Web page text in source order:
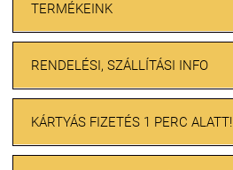
TERMÉKEINK
RENDELÉSI, SZÁLLÍTÁSI INFO
KÁRTYÁS FIZETÉS 1 PERC ALATT!